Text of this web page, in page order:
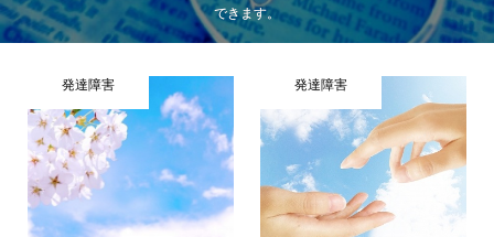
できます。
発達障害 発達障害